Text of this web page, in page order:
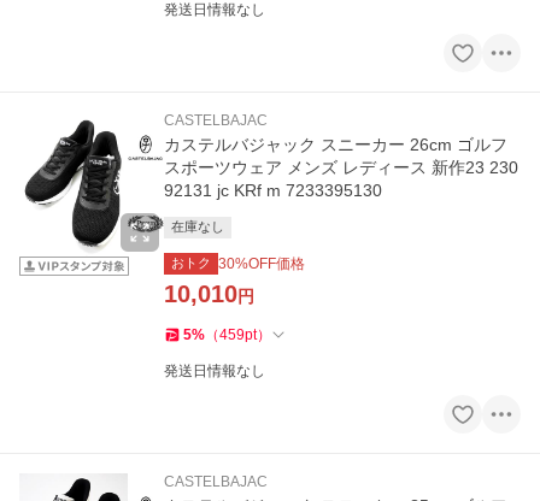
発送日情報なし
CASTELBAJAC
カステルバジャック スニーカー 26cm ゴルフ
スポーツウェア メンズ レディース 新作23 230
92131 jc KRf m 7233395130
在庫なし
おトク 30%OFF価格
10,010円
5% （459pt）
発送日情報なし
CASTELBAJAC